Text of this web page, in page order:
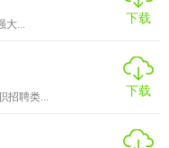
度等参数。
论，参与社区讨论。
和收藏的动漫。
大...
下载
招聘类...
下载